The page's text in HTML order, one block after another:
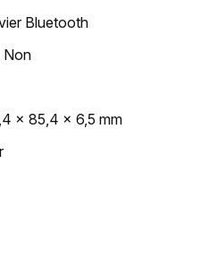
Bluetooth
Non
x 85,4 x 6,5 mm